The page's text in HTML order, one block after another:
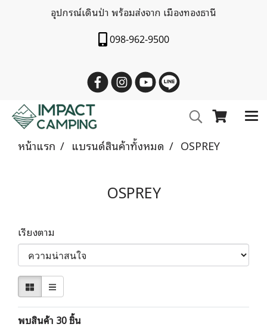
อุปกรณ์เดินป่า พร้อมส่งจาก เมืองทองธานี
098-962-9500
หน้าแรก แบรนด์สินค้าทั้งหมด OSPREY
OSPREY
เรียงตาม
พบสินค้า 30 ชิ้น